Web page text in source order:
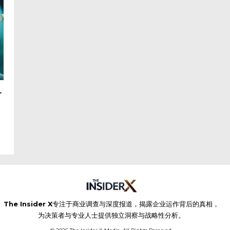
The Insider X专注于商业调查与深度报道，揭露企业运作背后的真相，
为决策者与专业人士提供独立洞察与战略性分析。